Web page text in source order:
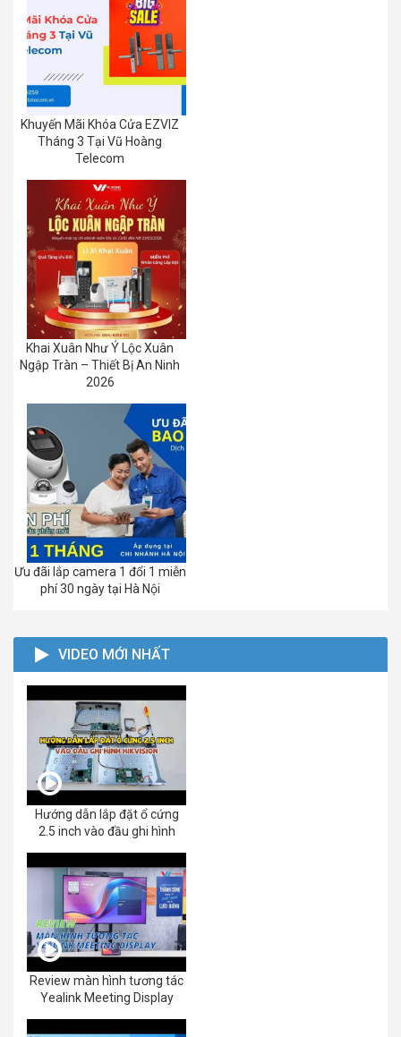
Khuyến Mãi Khóa Cửa EZVIZ
Tháng 3 Tại Vũ Hoàng
Telecom
Khai Xuân Như Ý Lộc Xuân
Ngập Tràn – Thiết Bị An Ninh
2026
Ưu đãi lắp camera 1 đổi 1 miễn
phí 30 ngày tại Hà Nội
VIDEO MỚI NHẤT
Hướng dẫn lắp đặt ổ cứng
2.5 inch vào đầu ghi hình
Review màn hình tương tác
Yealink Meeting Display